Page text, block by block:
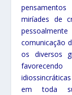
miríades de
comunicação
os diversos
em toda